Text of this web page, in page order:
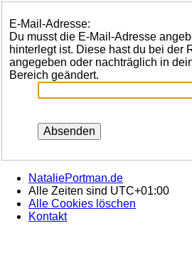
E-Mail-Adresse:
Du musst die E-Mail-Adresse
hinterlegt ist. Diese hast du bei der
angegeben oder nachträglich in
Bereich geändert.
NataliePortman.de
Alle Zeiten sind UTC+01:00
Alle Cookies löschen
Kontakt